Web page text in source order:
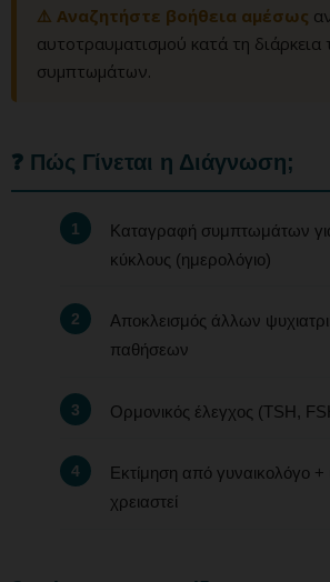
⚠️ Αναζητήστε βοήθεια αμέσως
αυτοτραυματισμού κατά τη διάρκεια
συμπτωμάτων.
❓ Πώς Γίνεται η Διάγνωση;
Καταγραφή συμπτωμάτων
κύκλους (ημερολόγιο)
Αποκλεισμός άλλων
παθήσεων
Ορμονικός έλεγχος (TSH,
Εκτίμηση από γυναικολόγο +
χρειαστεί